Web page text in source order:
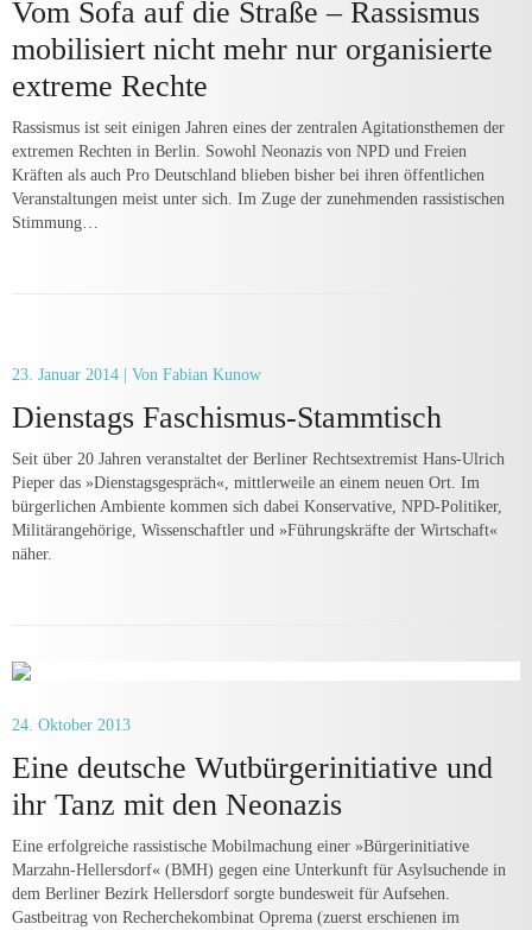
Vom Sofa auf die Straße – Rassismus
mobilisiert nicht mehr nur organisierte
extreme Rechte
Rassismus ist seit einigen Jahren eines der zentralen Agitationsthemen der
extremen Rechten in Berlin. Sowohl Neonazis von NPD und Freien
Kräften als auch Pro Deutschland blieben bisher bei ihren öffentlichen
Veranstaltungen meist unter sich. Im Zuge der zunehmenden rassistischen
Stimmung…
23. Januar 2014 | Von Fabian Kunow
Dienstags Faschismus-Stammtisch
Seit über 20 Jahren veranstaltet der Ber­liner Rechtsextremist Hans-Ulrich
Pieper das »Dienstagsgespräch«, mittlerweile an einem neuen Ort. Im
bürgerlichen Ambiente kommen sich dabei Konservative, NPD-Politiker,
Militärangehörige, Wissenschaftler und »Führungskräfte der Wirtschaft«
näher.
24. Oktober 2013
Eine deutsche Wutbürger­initiative und
ihr Tanz mit den Neonazis
Eine erfolgreiche rassistische Mobilmachung einer »Bürgerinitiative
Marzahn-Hellersdorf« (BMH) gegen eine Unterkunft für Asylsuchende in
dem Berliner Bezirk Hellersdorf sorgte bundesweit für Aufsehen.
Gastbeitrag von Recherchekombinat Oprema (zuerst erschienen im